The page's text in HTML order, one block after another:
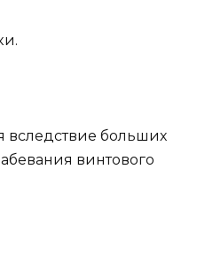
вследствие больших
винтового